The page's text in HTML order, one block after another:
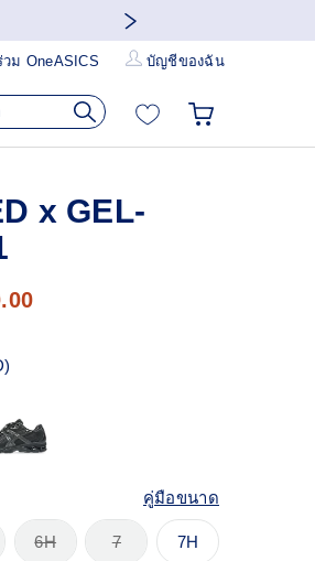
วม OneASICS บัญชีของฉัน
x GEL-
คู่มือขนาด
6H 7 7H